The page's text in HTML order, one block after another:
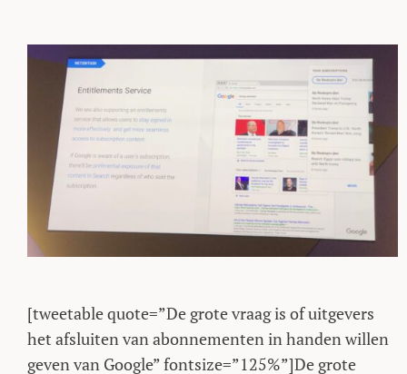
[tweetable quote=”De grote vraag is of uitgevers
het afsluiten van abonnementen in handen willen
geven van Google” fontsize=”125%”]De grote